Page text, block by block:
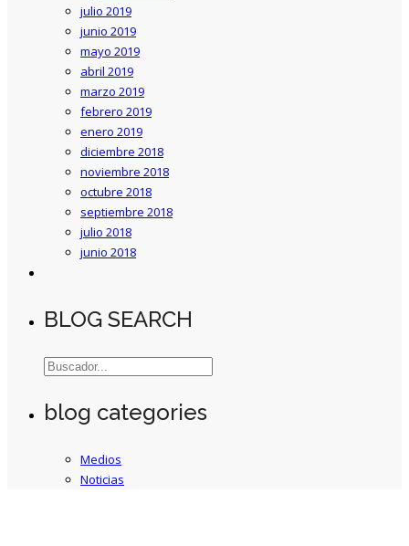
julio 2019
junio 2019
mayo 2019
abril 2019
marzo 2019
febrero 2019
enero 2019
diciembre 2018
noviembre 2018
octubre 2018
septiembre 2018
julio 2018
junio 2018
BLOG SEARCH
blog categories
Medios
Noticias